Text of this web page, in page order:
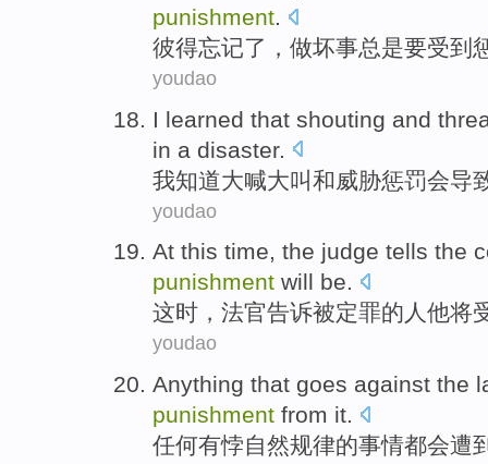
punishment.
彼得忘记了， 做坏事总是要受到
youdao
I learned that shouting and
in a disaster.
我知道大喊大叫和 威胁惩罚会导
youdao
At this time, the judge tells the
punishment will be.
这时 ， 法官告诉被定罪的 人 他将
youdao
Anything that goes against the
punishment from it.
任何有悖自然规律的事情都会遭